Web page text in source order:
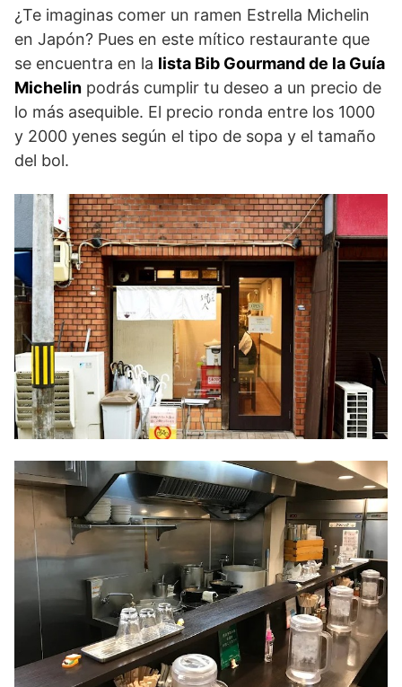
¿Te imaginas comer un ramen Estrella Michelin
en Japón? Pues en este mítico restaurante que
se encuentra en la lista Bib Gourmand de la Guía
Michelin podrás cumplir tu deseo a un precio de
lo más asequible. El precio ronda entre los 1000
y 2000 yenes según el tipo de sopa y el tamaño
del bol.